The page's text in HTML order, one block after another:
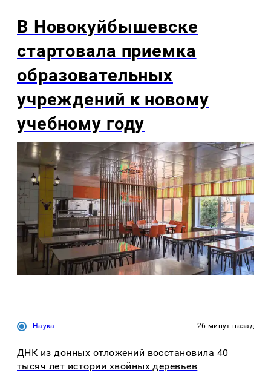
В Новокуйбышевске
стартовала приемка
образовательных
учреждений к новому
учебному году
Наука 26 минут назад
ДНК из донных отложений восстановила 40
тысяч лет истории хвойных деревьев